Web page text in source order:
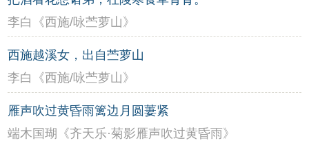
李白《西施/咏苎萝山》
西施越溪女，出自苎萝山
李白《西施/咏苎萝山》
雁声吹过黄昏雨篱边月圆萋紧
端木国瑚《齐天乐·菊影雁声吹过黄昏雨》